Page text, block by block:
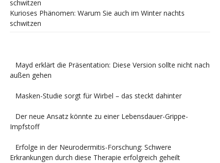
Kurioses Phänomen: Warum Sie auch im Winter nachts
schwitzen
Mayd erklärt die Präsentation: Diese Version sollte nicht nach
außen gehen
Masken-Studie sorgt für Wirbel – das steckt dahinter
Der neue Ansatz könnte zu einer Lebensdauer-Grippe-
Impfstoff
Erfolge in der Neurodermitis-Forschung: Schwere
Erkrankungen durch diese Therapie erfolgreich geheilt